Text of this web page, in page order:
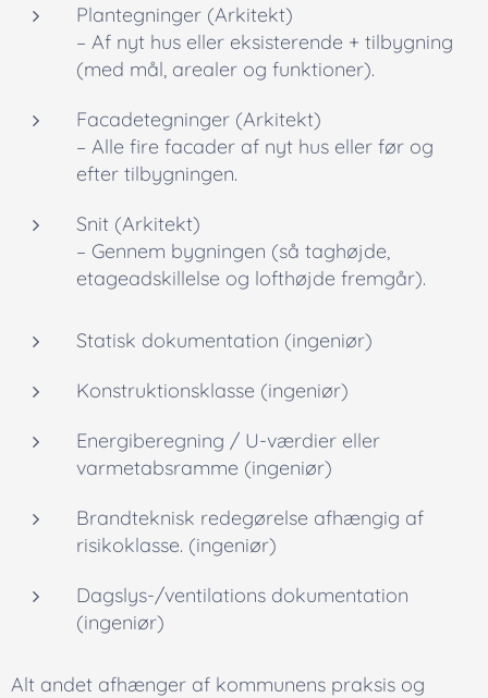
Plantegninger (Arkitekt)
– Af nyt hus eller eksisterende + tilbygning
(med mål, arealer og funktioner).
Facadetegninger (Arkitekt)
– Alle fire facader af nyt hus eller før og
efter tilbygningen.
Snit (Arkitekt)
– Gennem bygningen (så taghøjde,
etageadskillelse og lofthøjde fremgår).
Statisk dokumentation (ingeniør)
Konstruktionsklasse (ingeniør)
Energiberegning / U-værdier eller
varmetabsramme (ingeniør)
Brandteknisk redegørelse afhængig af
risikoklasse. (ingeniør)
Dagslys-/ventilations dokumentation
(ingeniør)
Alt andet afhænger af kommunens praksis og